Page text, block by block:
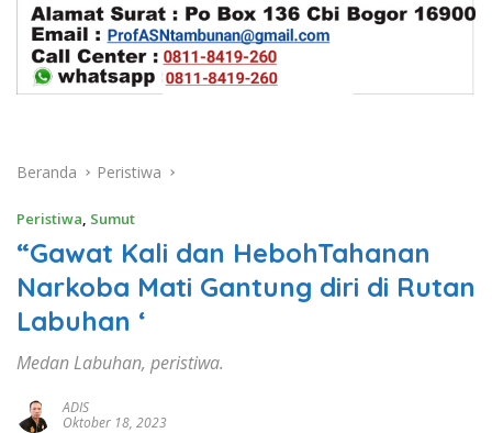
Beranda Peristiwa
Peristiwa, Sumut
“Gawat Kali dan HebohTahanan
Narkoba Mati Gantung diri di Rutan
Labuhan ‘
Medan Labuhan, peristiwa.
ADIS
Oktober 18, 2023